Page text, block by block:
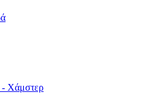
- Χάμστερ